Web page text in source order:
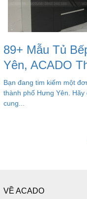
89+ Mẫu Tủ
Yên, ACADO
Bạn đang tim kiếm một
thành phố Hưng Yên. Hãy
cung...
VỀ ACADO